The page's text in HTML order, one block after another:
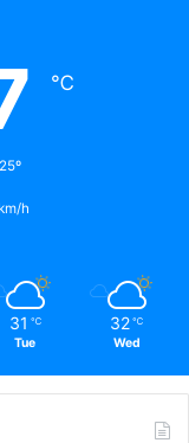
℃
h
31 ℃
Tue
32 ℃
Wed